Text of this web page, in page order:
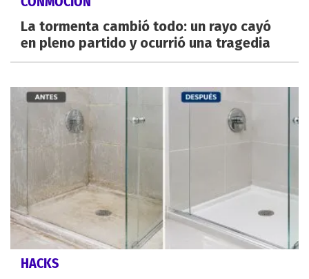
La tormenta cambió todo: un rayo cayó
en pleno partido y ocurrió una tragedia
HACKS